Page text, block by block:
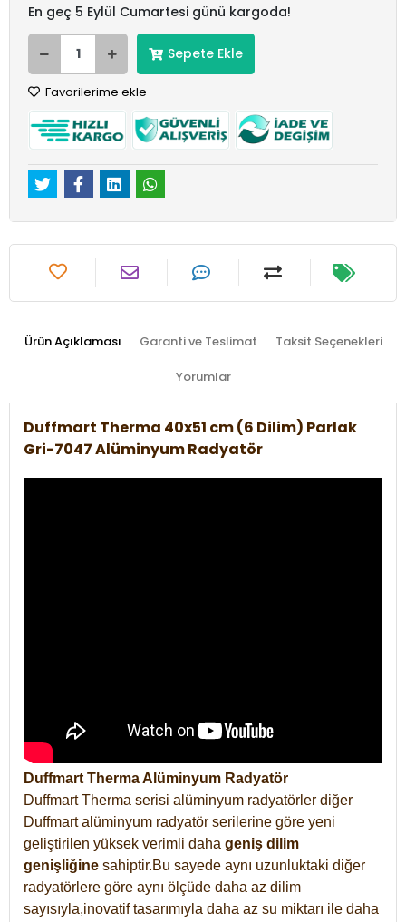
En geç 5 Eylül Cumartesi günü kargoda!
Sepete Ekle
Favorilerime ekle
Ürün Açıklaması Garanti ve Teslimat Taksit Seçenekleri
Yorumlar
Duffmart Therma 40x51 cm (6 Dilim) Parlak
Gri-7047 Alüminyum Radyatör
Duffmart Therma Alüminyum Radyatör
Duffmart Therma serisi alüminyum radyatörler diğer
Duffmart alüminyum radyatör serilerine göre yeni
geliştirilen yüksek verimli daha geniş dilim
genişliğine sahiptir.Bu sayede aynı uzunluktaki diğer
radyatörlere göre aynı ölçüde daha az dilim
sayısıyla,inovatif tasarımıyla daha az su miktarı ile daha